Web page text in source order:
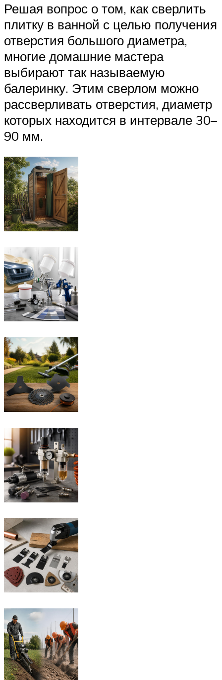
Решая вопрос о том, как сверлить
плитку в ванной с целью получения
отверстия большого диаметра,
многие домашние мастера
выбирают так называемую
балеринку. Этим сверлом можно
рассверливать отверстия, диаметр
которых находится в интервале 30–
90 мм.